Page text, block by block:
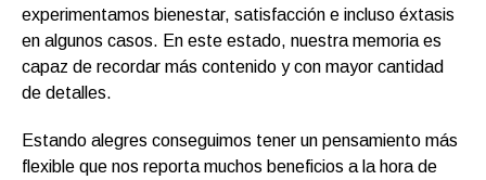
experimentamos bienestar, satisfacción e incluso éxtasis
en algunos casos. En este estado, nuestra memoria es
capaz de recordar más contenido y con mayor cantidad
de detalles.
Estando alegres conseguimos tener un pensamiento más
flexible que nos reporta muchos beneficios a la hora de